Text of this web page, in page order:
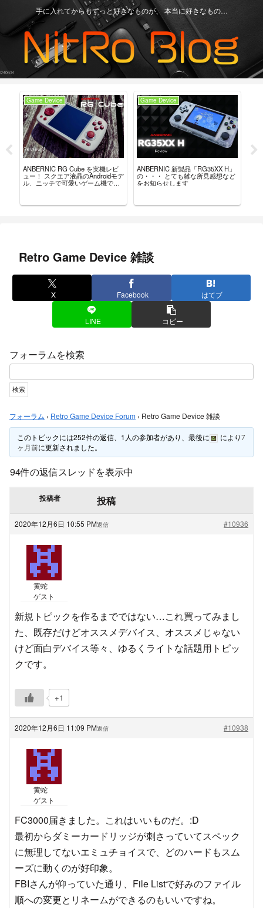
手に入れてからもずっと好きなものが、 本当に好きなもの…
Game Device
ANBERNIC RG Cube を実機レビ
ュー！ スクエア液晶のAndroidモデ
ル、ニッチで可愛いゲーム機で
Game Device
ANBERNIC 新製品「RG35XX H」
の・・・ とても雑な所見感想など
をお知らせします
Retro Game Device 雑談
X Facebook はてブ
LINE コピー
フォーラムを検索
フォーラム › Retro Game Device Forum › Retro Game Device 雑談
このトピックには252件の返信、1人の参加者があり、最後に により7
ヶ月前に更新されました。
94件の返信スレッドを表示中
投稿者 投稿
2020年12月6日 10:55 PM #10936
返信
黄蛇
ゲスト
新規トピックを作るまでではない…これ買ってみまし
た、既存だけどオススメデバイス、オススメじゃない
けど面白デバイス等々、ゆるくライトな話題用トピッ
クです。
+1
2020年12月6日 11:09 PM #10938
返信
黄蛇
ゲスト
FC3000届きました。これはいいものだ。:D
最初からダミーカードリッジが刺さっていてスペック
に無理してないエミュチョイスで、どのハードもスム
ーズに動くのが好印象。
FBIさんが仰っていた通り、File Listで好みのファイル
順への変更とリネームができるのもいいですね。